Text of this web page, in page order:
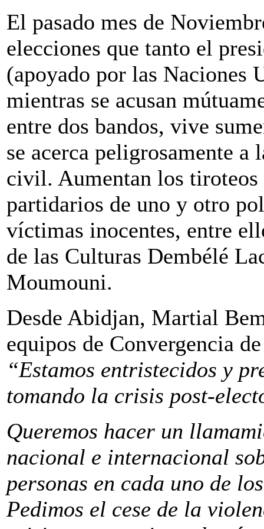
El pasado mes de
elecciones que tanto el
(apoyado por las Naciones
mientras se acusan
entre dos bandos, vive
se acerca peligrosamente
civil. Aumentan los
partidarios de uno y otro
víctimas inocentes, entre
de las Culturas Dembélé
Moumouni.
Desde Abidjan, Martial
equipos de Convergencia
“Estamos entristecidos y
tomando la crisis post-
Queremos hacer un
nacional e internacional
personas en cada uno de
Pedimos el cese de la